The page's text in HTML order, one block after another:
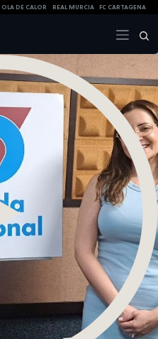
OLA DE CALOR REAL MURCIA FC CARTAGENA